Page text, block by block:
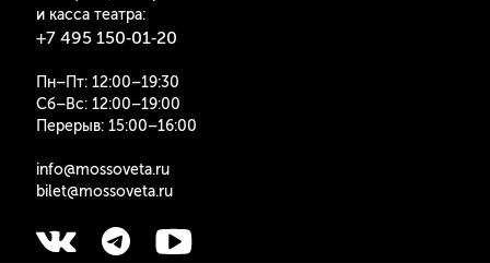
и касса театра:
+7 495 150‑01‑20
Пн–Пт: 12:00–19:30
Сб–Вс: 12:00–19:00
Перерыв: 15:00–16:00
info@mossoveta.ru
bilet@mossoveta.ru